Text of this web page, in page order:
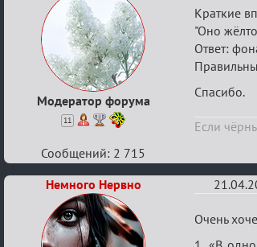
Модератор форума
11
Re:
штурм
Краткие
"Оно
Ответ:
Спасибо.
Если
Сообщений: 2 715
Немного Нервно
Re:
Очень